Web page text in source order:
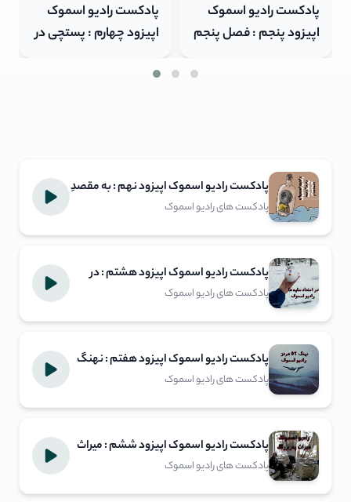
پادکست رادیو اسموک
اپیزود چهارم : پستچی در
پادکست رادیو اسموک
اپیزود نهم : به مقصدِ ,
پادکست رادیو اسموک اپیزود نهم : به مقصدِ
, نرسیدن
پادکست های رادیو اسموک
پادکست رادیو اسموک اپیزود هشتم : در
امتداد سایه ها
پادکست های رادیو اسموک
پادکست رادیو اسموک اپیزود هفتم : نهنگ
52 هرتز
پادکست های رادیو اسموک
پادکست رادیو اسموک اپیزود ششم : میراث
پدربزرگ
پادکست های رادیو اسموک